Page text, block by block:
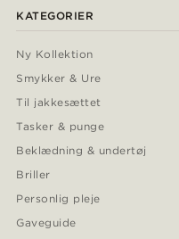
KATEGORIER
Ny Kollektion
Smykker & Ure
Til jakkesættet
Tasker & punge
Beklædning & undertøj
Briller
Personlig pleje
Gaveguide